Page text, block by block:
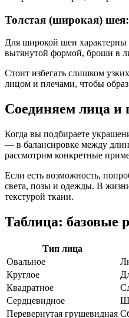
Толстая (широкая)
Для широкой шеи
вытянутой формой, броши в
Стоит избегать слишком
лицом и плечами, чтобы
Соединяем лица и
Когда вы подбираете
— в балансировке между
рассмотрим конкретные
Если есть возможность,
света, позы и одежды. В
текстурой ткани.
Таблица: базовые
Тип лица
Овальное
Круглое
Квадратное
Сердцевидное
Перевернутая грушевидная